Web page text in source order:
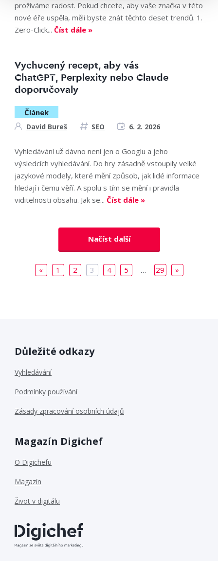
prožíváme radost. Pokud chcete, aby vaše značka v této
nové éře uspěla, měli byste znát těchto deset trendů. 1.
Zero-Click... Číst dále »
Vychucený recept, aby vás
ChatGPT, Perplexity nebo Claude
doporučovaly
Článek
David Bureš SEO 6. 2. 2026
Vyhledávání už dávno není jen o Googlu a jeho
výsledcích vyhledávání. Do hry zásadně vstoupily velké
jazykové modely, které mění způsob, jak lidé informace
hledají i čemu věří. A spolu s tím se mění i pravidla
viditelnosti obsahu. Jak se... Číst dále »
Načíst další
« 1 2 3 4 5 … 29 »
Důležité odkazy
Vyhledávání
Podmínky používání
Zásady zpracování osobních údajů
Magazín Digichef
O Digichefu
Magazín
Život v digitálu